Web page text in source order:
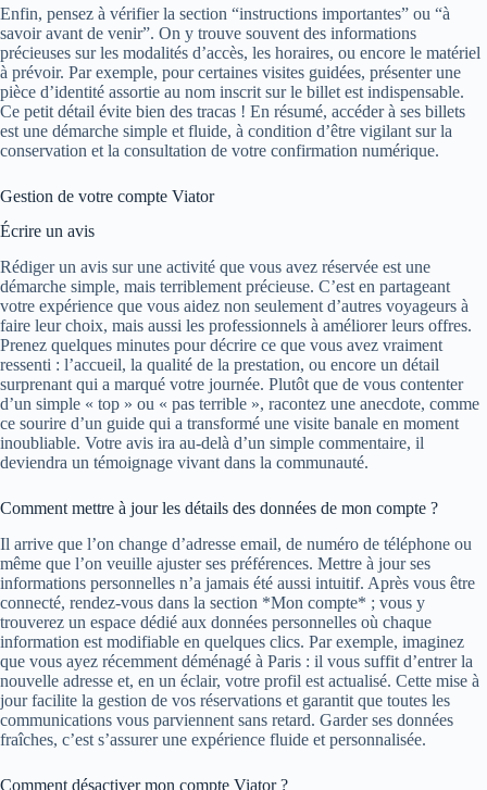
Enfin, pensez à vérifier la section “instructions importantes” ou “à
savoir avant de venir”. On y trouve souvent des informations
précieuses sur les modalités d’accès, les horaires, ou encore le matériel
à prévoir. Par exemple, pour certaines visites guidées, présenter une
pièce d’identité assortie au nom inscrit sur le billet est indispensable.
Ce petit détail évite bien des tracas ! En résumé, accéder à ses billets
est une démarche simple et fluide, à condition d’être vigilant sur la
conservation et la consultation de votre confirmation numérique.
Gestion de votre compte Viator
Écrire un avis
Rédiger un avis sur une activité que vous avez réservée est une
démarche simple, mais terriblement précieuse. C’est en partageant
votre expérience que vous aidez non seulement d’autres voyageurs à
faire leur choix, mais aussi les professionnels à améliorer leurs offres.
Prenez quelques minutes pour décrire ce que vous avez vraiment
ressenti : l’accueil, la qualité de la prestation, ou encore un détail
surprenant qui a marqué votre journée. Plutôt que de vous contenter
d’un simple « top » ou « pas terrible », racontez une anecdote, comme
ce sourire d’un guide qui a transformé une visite banale en moment
inoubliable. Votre avis ira au-delà d’un simple commentaire, il
deviendra un témoignage vivant dans la communauté.
Comment mettre à jour les détails des données de mon compte ?
Il arrive que l’on change d’adresse email, de numéro de téléphone ou
même que l’on veuille ajuster ses préférences. Mettre à jour ses
informations personnelles n’a jamais été aussi intuitif. Après vous être
connecté, rendez-vous dans la section *Mon compte* ; vous y
trouverez un espace dédié aux données personnelles où chaque
information est modifiable en quelques clics. Par exemple, imaginez
que vous ayez récemment déménagé à Paris : il vous suffit d’entrer la
nouvelle adresse et, en un éclair, votre profil est actualisé. Cette mise à
jour facilite la gestion de vos réservations et garantit que toutes les
communications vous parviennent sans retard. Garder ses données
fraîches, c’est s’assurer une expérience fluide et personnalisée.
Comment désactiver mon compte Viator ?